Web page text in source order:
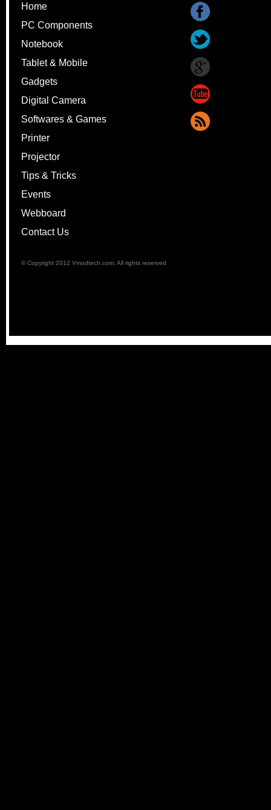
Home
PC Components
Notebook
Tablet & Mobile
Gadgets
Digital Camera
Softwares & Games
Printer
Projector
Tips & Tricks
Events
Webboard
Contact Us
© Copyright 2012 Vmodtech.com. All rights reserved